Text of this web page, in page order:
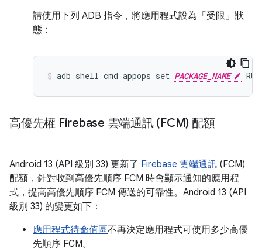
請使用下列 ADB 指令，將應用程式設為「受限」狀
態：
adb shell cmd appops set PACKAGE_NAME
高優先權 Firebase 雲端通訊 (FCM) 配額
Android 13 (API 級別 33) 更新了 Firebase 雲端通訊 (FCM)
配額，針對收到高優先順序 FCM 時會顯示通知的應用程
式，提高高優先順序 FCM 傳送的可靠性。Android 13 (API
級別 33) 的變更如下：
應用程式待命值區不再決定應用程式可使用多少高優
先順序 FCM。